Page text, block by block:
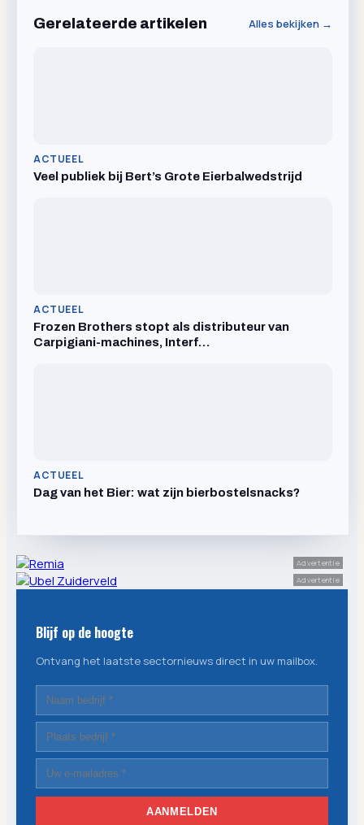
Gerelateerde artikelen Alles bekijken →
ACTUEEL
Veel publiek bij Bert’s Grote Eierbalwedstrijd
ACTUEEL
Frozen Brothers stopt als distributeur van
Carpigiani-machines, Interf…
ACTUEEL
Dag van het Bier: wat zijn bierbostelsnacks?
Advertentie
Advertentie
Blijf op de hoogte
Ontvang het laatste sectornieuws direct in uw mailbox.
AANMELDEN